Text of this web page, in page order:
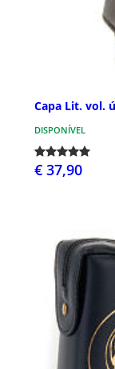
Capa Lit. vol.
DISPONÍVEL
€ 37,90